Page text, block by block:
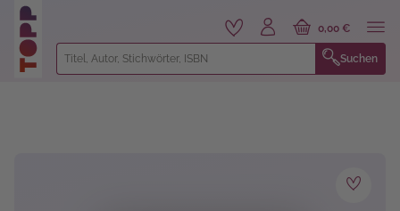
springen
Suchen
0,00 €